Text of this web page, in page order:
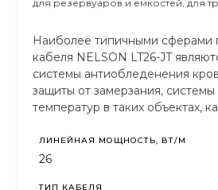
для резервуаров и емкостей, для
Наиболее типичными сферами
кабеля NELSON LT26-JT
системы антиобледенения
защиты от замерзания,
температур в таких объектах,
противопожарной защиты,
технических жидкостей, воды,
ЛИНЕЙНАЯ МОЩНОСТЬ, ВТ/М
26
ТИП КАБЕЛЯ